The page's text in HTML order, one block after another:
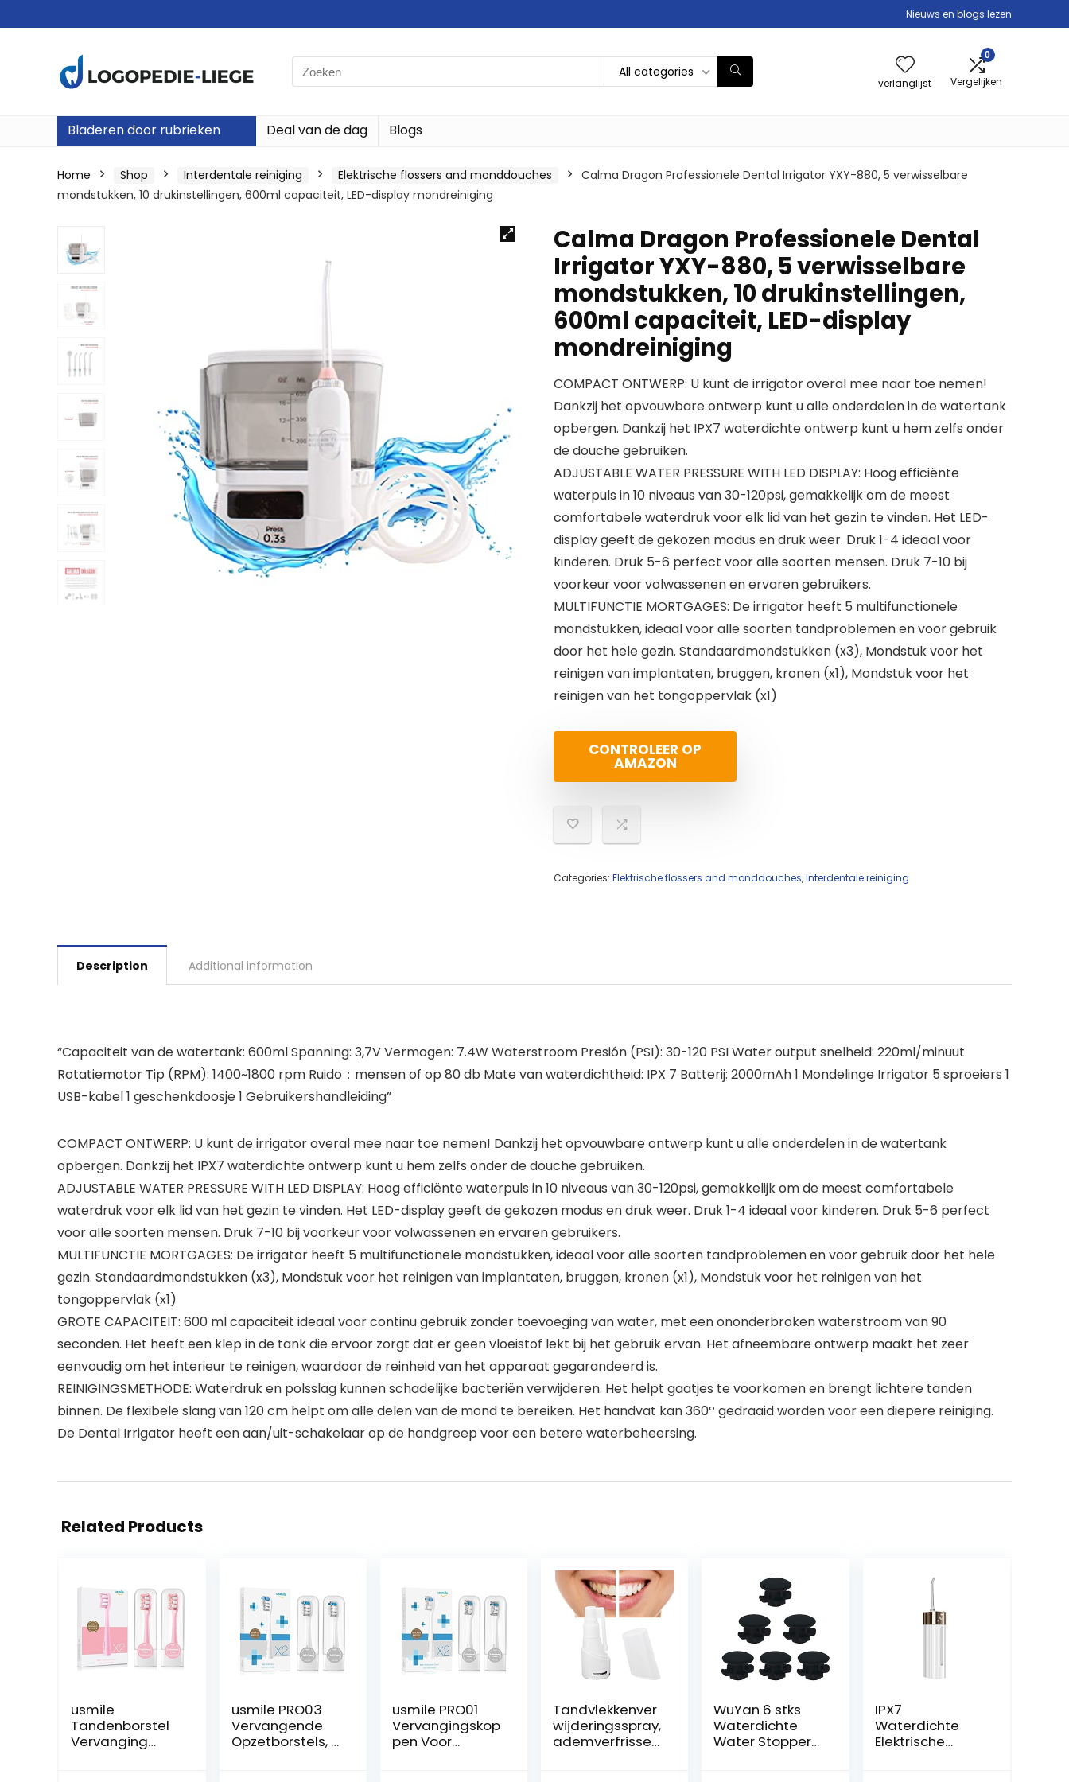
Nieuws en blogs lezen
Search
for:
All categories
verlanglijst
0
Vergelijken
Bladeren door rubrieken Deal van de dag Blogs
Home Shop Interdentale reiniging Elektrische flossers and monddouches
Calma Dragon Professionele Dental Irrigator YXY-880, 5 verwisselbare
mondstukken, 10 drukinstellingen, 600ml capaciteit, LED-display mondreiniging
Calma Dragon Professionele Dental
Irrigator YXY-880, 5 verwisselbare
mondstukken, 10 drukinstellingen,
600ml capaciteit, LED-display
mondreiniging
COMPACT ONTWERP: U kunt de irrigator overal mee naar toe nemen!
Dankzij het opvouwbare ontwerp kunt u alle onderdelen in de watertank
opbergen. Dankzij het IPX7 waterdichte ontwerp kunt u hem zelfs onder
de douche gebruiken.
ADJUSTABLE WATER PRESSURE WITH LED DISPLAY: Hoog efficiënte
waterpuls in 10 niveaus van 30-120psi, gemakkelijk om de meest
comfortabele waterdruk voor elk lid van het gezin te vinden. Het LED-
display geeft de gekozen modus en druk weer. Druk 1-4 ideaal voor
kinderen. Druk 5-6 perfect voor alle soorten mensen. Druk 7-10 bij
voorkeur voor volwassenen en ervaren gebruikers.
MULTIFUNCTIE MORTGAGES: De irrigator heeft 5 multifunctionele
mondstukken, ideaal voor alle soorten tandproblemen en voor gebruik
door het hele gezin. Standaardmondstukken (x3), Mondstuk voor het
reinigen van implantaten, bruggen, kronen (x1), Mondstuk voor het
reinigen van het tongoppervlak (x1)
CONTROLEER OP
AMAZON
Categories: Elektrische flossers and monddouches,Interdentale reiniging
Description Additional information
“Capaciteit van de watertank: 600ml Spanning: 3,7V Vermogen: 7.4W Waterstroom Presión (PSI): 30-120 PSI Water output snelheid: 220ml/minuut
Rotatiemotor Tip (RPM): 1400~1800 rpm Ruido：mensen of op 80 db Mate van waterdichtheid: IPX 7 Batterij: 2000mAh 1 Mondelinge Irrigator 5 sproeiers 1
USB-kabel 1 geschenkdoosje 1 Gebruikershandleiding”
COMPACT ONTWERP: U kunt de irrigator overal mee naar toe nemen! Dankzij het opvouwbare ontwerp kunt u alle onderdelen in de watertank
opbergen. Dankzij het IPX7 waterdichte ontwerp kunt u hem zelfs onder de douche gebruiken.
ADJUSTABLE WATER PRESSURE WITH LED DISPLAY: Hoog efficiënte waterpuls in 10 niveaus van 30-120psi, gemakkelijk om de meest comfortabele
waterdruk voor elk lid van het gezin te vinden. Het LED-display geeft de gekozen modus en druk weer. Druk 1-4 ideaal voor kinderen. Druk 5-6 perfect
voor alle soorten mensen. Druk 7-10 bij voorkeur voor volwassenen en ervaren gebruikers.
MULTIFUNCTIE MORTGAGES: De irrigator heeft 5 multifunctionele mondstukken, ideaal voor alle soorten tandproblemen en voor gebruik door het hele
gezin. Standaardmondstukken (x3), Mondstuk voor het reinigen van implantaten, bruggen, kronen (x1), Mondstuk voor het reinigen van het
tongoppervlak (x1)
GROTE CAPACITEIT: 600 ml capaciteit ideaal voor continu gebruik zonder toevoeging van water, met een ononderbroken waterstroom van 90
seconden. Het heeft een klep in de tank die ervoor zorgt dat er geen vloeistof lekt bij het gebruik ervan. Het afneembare ontwerp maakt het zeer
eenvoudig om het interieur te reinigen, waardoor de reinheid van het apparaat gegarandeerd is.
REINIGINGSMETHODE: Waterdruk en polsslag kunnen schadelijke bacteriën verwijderen. Het helpt gaatjes te voorkomen en brengt lichtere tanden
binnen. De flexibele slang van 120 cm helpt om alle delen van de mond te bereiken. Het handvat kan 360º gedraaid worden voor een diepere reiniging.
De Dental Irrigator heeft een aan/uit-schakelaar op de handgreep voor een betere waterbeheersing.
Related Products
usmile
Tandenborstel
Vervanging
usmile PRO03
Vervangende
Opzetborstels, 2
usmile PRO01
Vervangingskop
pen Voor
Tandvlekkenver
wijderingsspray,
ademverfrissen
WuYan 6 stks
Waterdichte
Water Stopper
IPX7
Waterdichte
Elektrische